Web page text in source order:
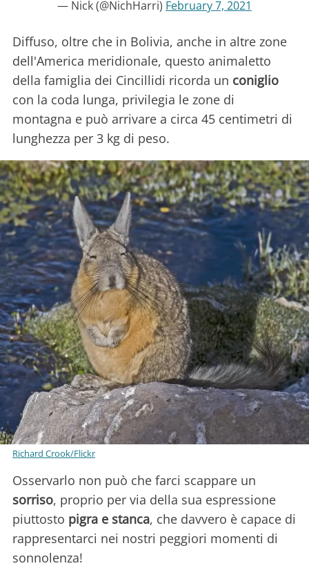
— Nick (@NichHarri) February 7, 2021
Diffuso, oltre che in Bolivia, anche in altre zone
dell'America meridionale, questo animaletto
della famiglia dei Cincillidi ricorda un coniglio
con la coda lunga, privilegia le zone di
montagna e può arrivare a circa 45 centimetri di
lunghezza per 3 kg di peso.
Richard Crook/Flickr
Osservarlo non può che farci scappare un
sorriso, proprio per via della sua espressione
piuttosto pigra e stanca, che davvero è capace di
rappresentarci nei nostri peggiori momenti di
sonnolenza!